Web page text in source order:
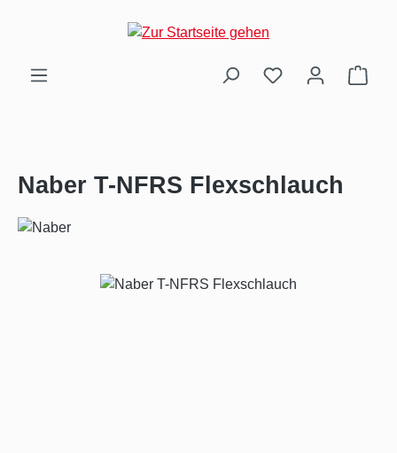
Zum Hauptinhalt springen
Naber T-NFRS Flexschlauch
Bildergalerie überspringen